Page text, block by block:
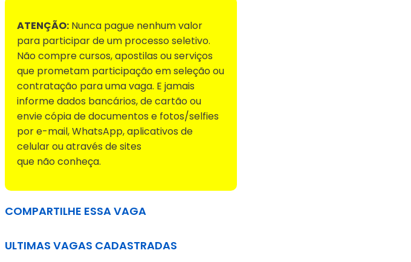
ATENÇÃO: Nunca pague nenhum valor
para participar de um processo seletivo.
Não compre cursos, apostilas ou serviços
que prometam participação em seleção ou
contratação para uma vaga. E jamais
informe dados bancários, de cartão ou
envie cópia de documentos e fotos/selfies
por e-mail, WhatsApp, aplicativos de
celular ou através de sites
que não conheça.
COMPARTILHE ESSA VAGA
ULTIMAS VAGAS CADASTRADAS